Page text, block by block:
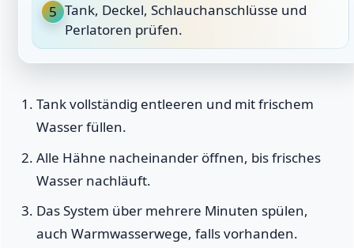
5 Tank, Deckel, Schlauchanschlüsse und
Perlatoren prüfen.
Tank vollständig entleeren und mit frischem
Wasser füllen.
Alle Hähne nacheinander öffnen, bis frisches
Wasser nachläuft.
Das System über mehrere Minuten spülen,
auch Warmwasserwege, falls vorhanden.